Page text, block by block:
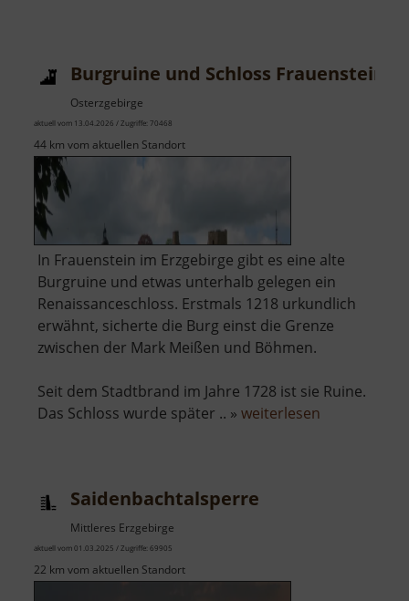
Burgruine und Schloss Frauenstein
Osterzgebirge
aktuell vom 13.04.2026 / Zugriffe: 70468
44 km vom aktuellen Standort
In Frauenstein im Erzgebirge gibt es eine alte
Burgruine und etwas unterhalb gelegen ein
Renaissanceschloss. Erstmals 1218 urkundlich
erwähnt, sicherte die Burg einst die Grenze
zwischen der Mark Meißen und Böhmen.
Seit dem Stadtbrand im Jahre 1728 ist sie Ruine.
Das Schloss wurde später .. » weiterlesen
Saidenbachtalsperre
Mittleres Erzgebirge
aktuell vom 01.03.2025 / Zugriffe: 69905
22 km vom aktuellen Standort